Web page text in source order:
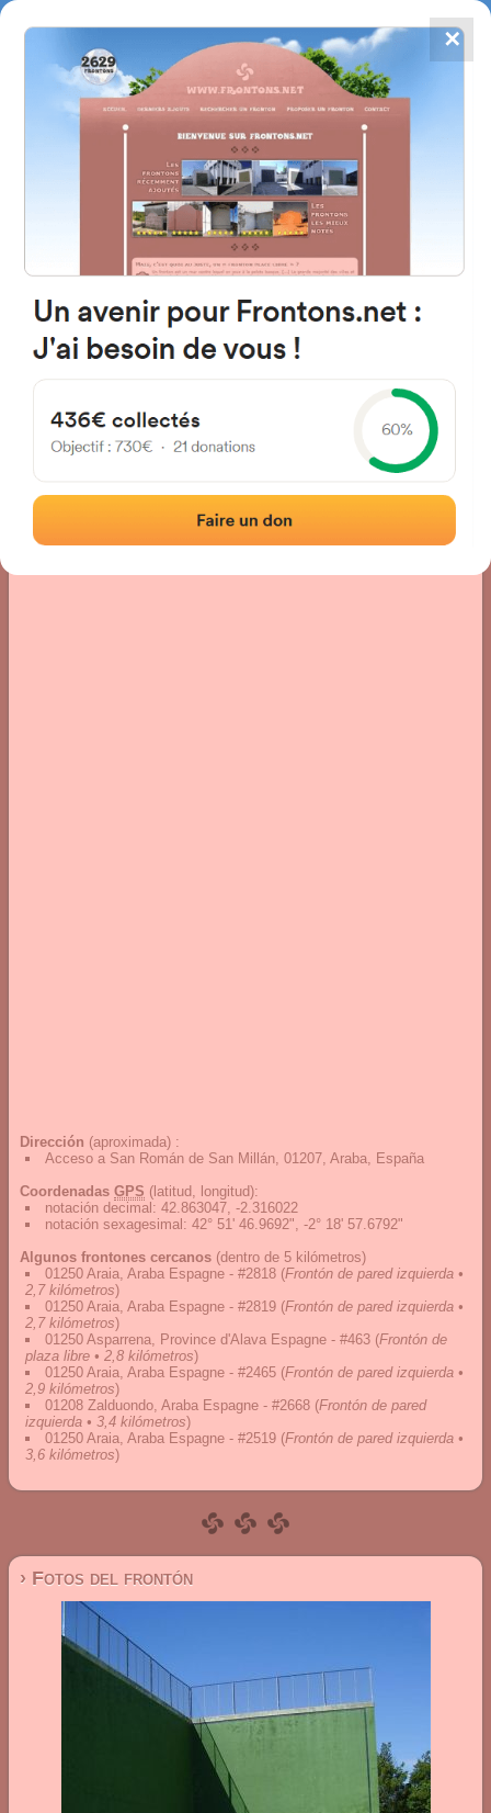
FRONTONS.NET
BUSCAR UN FRONTÓN
AÑADIR UN FRONTÓN
4784
frontones
01207 Araba Espagne
Acceso a San Román de Millán España
Fotos Comentarios y reseñas
Dirección (aproximada) :
Acceso a San Román de San Millán, 01207, Araba, España
Coordenadas GPS (latitud, longitud):
notación decimal : 42.863047, -2.316022
notación sexagesimal : 42° 51' 46.9692", -2° 18' 57.6792"
Algunos frontones cercanos (dentro de 5 kilómetros)
01250 Araia, Araba Espagne - #2818 (Frontón de pared izquierda •
2,7 kilómetros)
01250 Araia, Araba Espagne - #2819 (Frontón de pared izquierda •
2,7 kilómetros)
01250 Asparrena, Province d'Alava Espagne - #463 (Frontón de
plaza libre • 2,8 kilómetros)
01250 Araia, Araba Espagne - #2465 (Frontón de pared izquierda •
2,9 kilómetros)
01208 Zalduondo, Araba Espagne - #2668 (Frontón de pared
izquierda • 3,4 kilómetros)
01250 Araia, Araba Espagne - #2519 (Frontón de pared izquierda •
3,6 kilómetros)
› Fotos del frontón
✕